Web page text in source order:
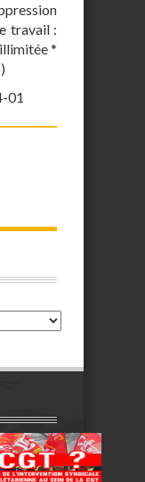
travail :
*
01